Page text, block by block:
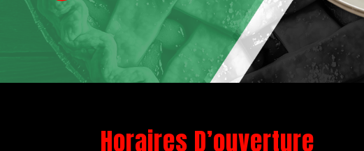
Horaires D’ouverture